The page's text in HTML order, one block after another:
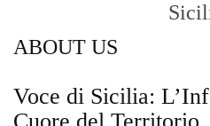
ABOUT US
Voce di Sicilia: